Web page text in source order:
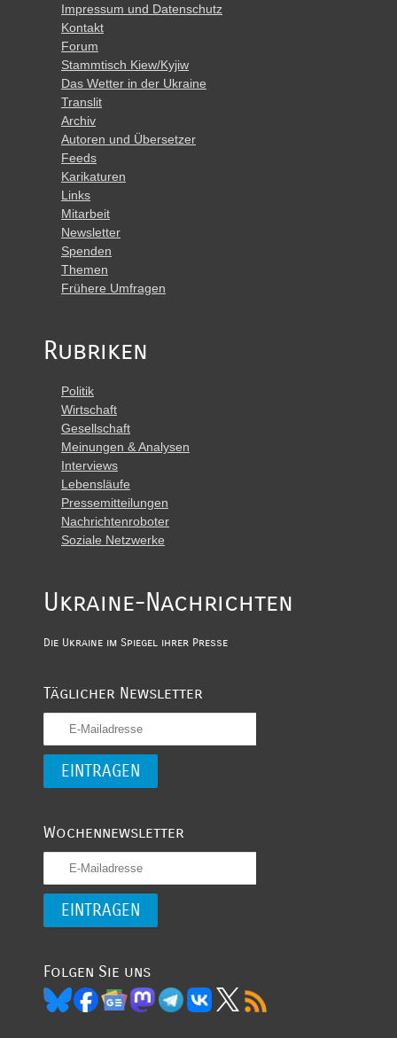
Impressum und Datenschutz
Kontakt
Forum
Stammtisch Kiew/Kyjiw
Das Wetter in der Ukraine
Translit
Archiv
Autoren und Übersetzer
Feeds
Karikaturen
Links
Mitarbeit
Newsletter
Spenden
Themen
Frühere Umfragen
Rubriken
Politik
Wirtschaft
Gesellschaft
Meinungen & Analysen
Interviews
Lebensläufe
Pressemitteilungen
Nachrichtenroboter
Soziale Netzwerke
Ukraine-Nachrichten
Die Ukraine im Spiegel ihrer Presse
Täglicher Newsletter
Wochennewsletter
Folgen Sie uns